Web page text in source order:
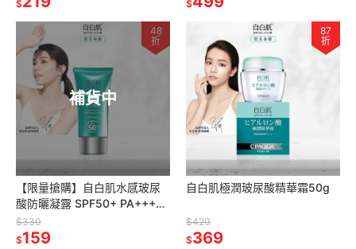
$
$
補貨中
48
折
【限量搶購】自白肌水感玻尿
酸防曬凝露 SPF50+ PA++++
50g (效期：2027/04/01)
$330
$159
87
折
自白肌極潤玻尿酸精華霜50g
$420
$369